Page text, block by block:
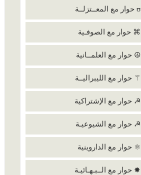
ʊ حوار مع المعــتزلــة
⌘ حوار مع الصوفـية
☮ حوار مع العلمــانية
⚚ حوار مع الليبراليــة
☭ حوار مع الإشتراكية
☭ حوار مع الشيوعيـة
⚛ حوار مع الداروينية
✸ حوار مع الــبـهـائيـة